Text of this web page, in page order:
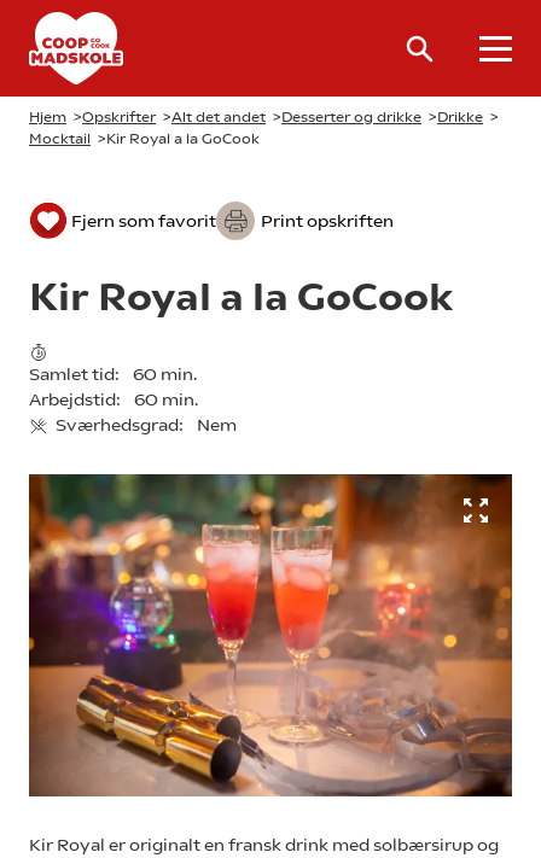
Hjem >Opskrifter >Alt det andet >Desserter og drikke >Drikke >
Mocktail >Kir Royal a la GoCook
Fjern som favorit Print opskriften
Kir Royal a la GoCook
Samlet tid:
60 min.
Arbejdstid:
60 min.
Sværhedsgrad:
Nem
Kir Royal er originalt en fransk drink med solbærsirup og